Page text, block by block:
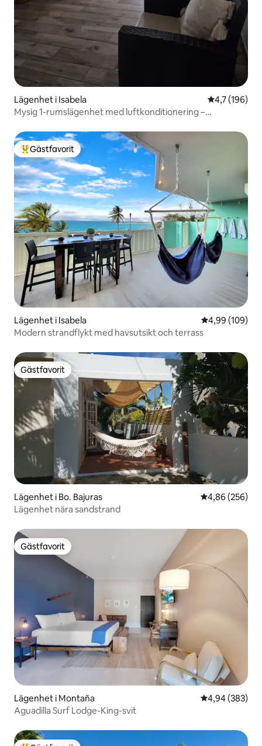
Lägenhet i Isabela 4,7 av 5 i
4,7 (196)
Mysig 1-rumslägenhet med luftkonditionering –
Populär gästfavorit
Gästfavorit
Lägenhet i Isabela 4,99 av 5 i
4,99 (109)
Modern strandflykt med havsutsikt och terrass
Gästfavorit
Gästfavorit
Lägenhet i Bo. Bajuras 4,86 av 5 i
4,86 (256)
Lägenhet nära sandstrand
Gästfavorit
Gästfavorit
Lägenhet i Montaña 4,94 av 5 i
4,94 (383)
Aguadilla Surf Lodge-King-svit